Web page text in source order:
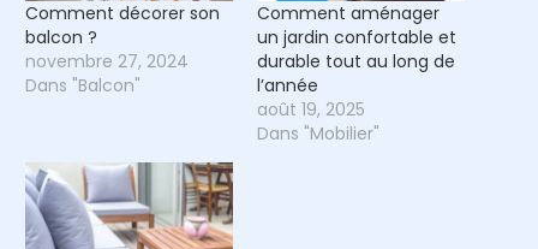
Comment décorer son
balcon ?
novembre 27, 2024
Dans "Balcon"
Comment aménager
un jardin confortable et
durable tout au long de
l’année
août 19, 2025
Dans "Mobilier"